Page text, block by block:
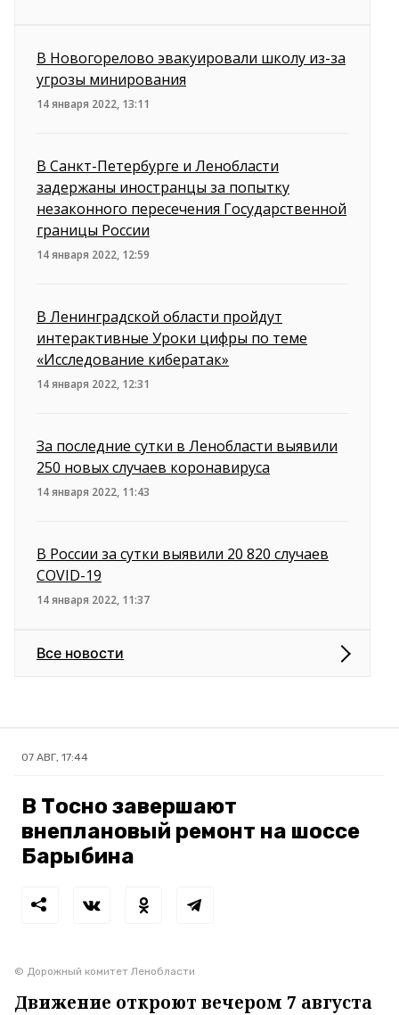
В Новогорелово эвакуировали школу из-за
угрозы минирования
14 января 2022, 13:11
В Санкт-Петербурге и Ленобласти
задержаны иностранцы за попытку
незаконного пересечения Государственной
границы России
14 января 2022, 12:59
В Ленинградской области пройдут
интерактивные Уроки цифры по теме
«Исследование кибератак»
14 января 2022, 12:31
За последние сутки в Ленобласти выявили
250 новых случаев коронавируса
14 января 2022, 11:43
В России за сутки выявили 20 820 случаев
COVID-19
14 января 2022, 11:37
Все новости
07 АВГ, 17:44
В Тосно завершают
внеплановый ремонт на шоссе
Барыбина
© Дорожный комитет Ленобласти
Движение откроют вечером 7 августа